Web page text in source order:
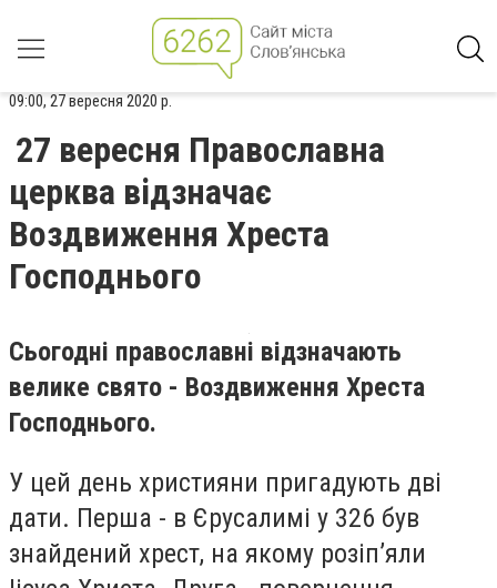
09:00, 27 вересня 2020 р.
27 вересня Православна
церква відзначає
Воздвиження Хреста
Господнього
Сьогодні православні відзначають
велике свято - Воздвиження Хреста
Господнього.
У цей день християни пригадують дві
дати. Перша - в Єрусалимі у 326 був
знайдений хрест, на якому розіп’яли